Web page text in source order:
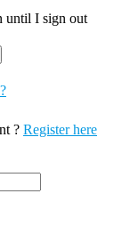
until I sign out
? Register here